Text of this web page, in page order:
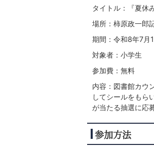
タイトル：『夏休
場所：柿原政一郎
期間：令和8年7月
対象者：小学生
参加費：無料
内容：図書館カウ
してシールをもら
が当たる抽選に応
参加方法